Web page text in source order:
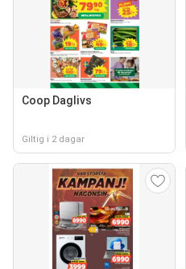
Coop Daglivs
Giltig i 2 dagar